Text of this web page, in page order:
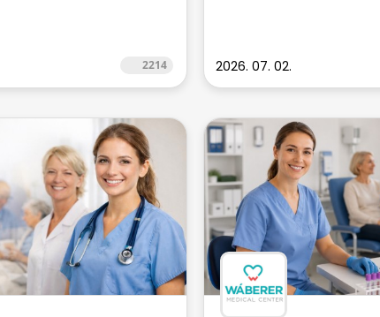
2214 2026. 07. 02.